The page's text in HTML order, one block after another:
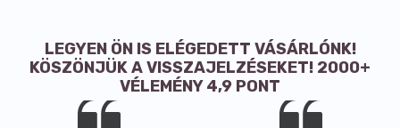
LEGYEN ÖN IS ELÉGEDETT VÁSÁRLÓNK!
KÖSZÖNJÜK A VISSZAJELZÉSEKET! 2000+
VÉLEMÉNY 4,9 PONT